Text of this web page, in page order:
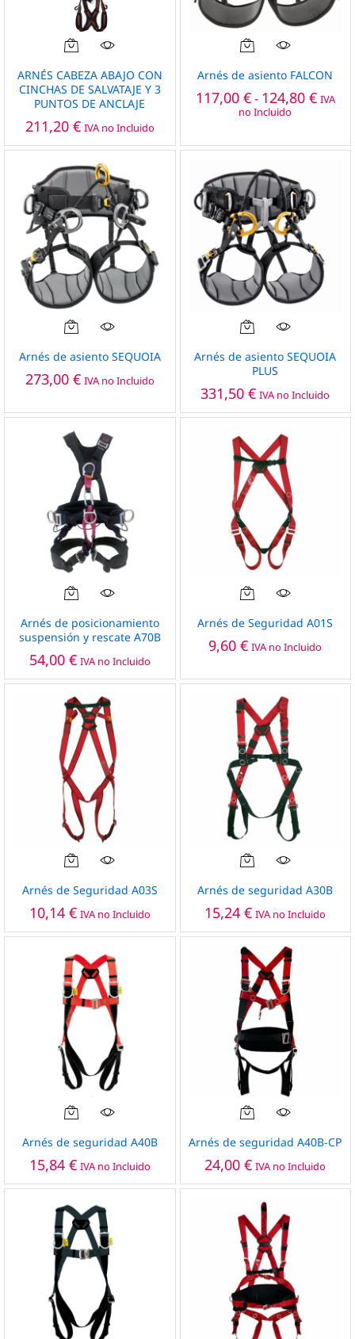
Este
producto
tiene
múltiples
variantes.
se
pueden
elegir
página
de
producto
ARNÉS CABEZA ABAJO CON
CINCHAS DE SALVATAJE Y 3
PUNTOS DE ANCLAJE
211,20 € IVA no Incluido
Este
producto
múltiples
se
pueden
elegir
en
la
página
de
producto
Arnés de asiento FALCON
117,00 €- 124,80 €Rango
de
IVA
no Incluido
Este
producto
múltiples
Las
opciones
se
pueden
elegir
en
la
página
de
producto
Arnés de asiento SEQUOIA
273,00 € IVA no Incluido
Este
producto
tiene
variantes.
Las
opciones
se
pueden
elegir
página
de
Arnés de asiento SEQUOIA
PLUS
331,50€ IVA no Incluido
Arnés de posicionamiento
suspensión y rescate A70B
54,00 € IVA no Incluido
Arnés de Seguridad A01S
9,60€ IVA no Incluido
Arnés de Seguridad A03S
10,14 € IVA no Incluido
Arnés de seguridad A30B
15,24€ IVA no Incluido
Arnés de seguridad A40B
15,84 € IVA no Incluido
Arnés de seguridad A40B-CP
24,00€ IVA no Incluido